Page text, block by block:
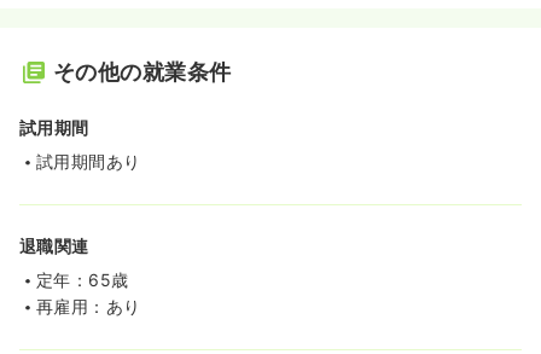
その他の就業条件
試用期間
試用期間あり
退職関連
定年：65歳
再雇用：あり